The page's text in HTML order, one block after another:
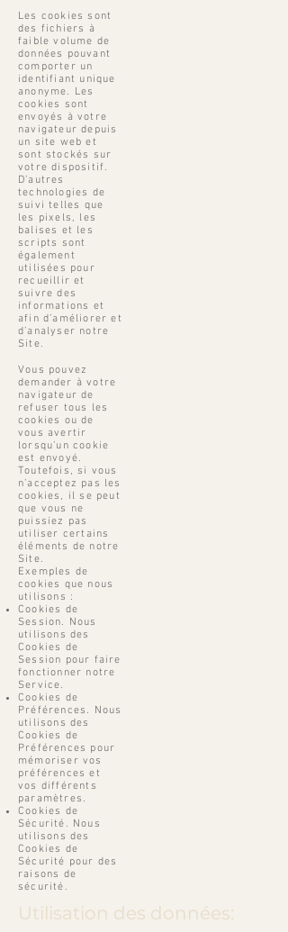
Les cookies sont
des fichiers à
faible volume de
données pouvant
comporter un
identifiant unique
anonyme. Les
cookies sont
envoyés à votre
navigateur depuis
un site web et
sont stockés sur
votre dispositif.
D’autres
technologies de
suivi telles que
les pixels, les
balises et les
scripts sont
également
utilisées pour
recueillir et
suivre des
informations et
afin d’améliorer et
d’analyser notre
Site.
Vous pouvez
demander à votre
navigateur de
refuser tous les
cookies ou de
vous avertir
lorsqu’un cookie
est envoyé.
Toutefois, si vous
n’acceptez pas les
cookies, il se peut
que vous ne
puissiez pas
utiliser certains
éléments de notre
Site.
Exemples de
cookies que nous
utilisons :
Cookies de
Session. Nous
utilisons des
Cookies de
Session pour faire
fonctionner notre
Service.
Cookies de
Préférences. Nous
utilisons des
Cookies de
Préférences pour
mémoriser vos
préférences et
vos différents
paramètres.
Cookies de
Sécurité. Nous
utilisons des
Cookies de
Sécurité pour des
raisons de
sécurité.
Utilisation des données: